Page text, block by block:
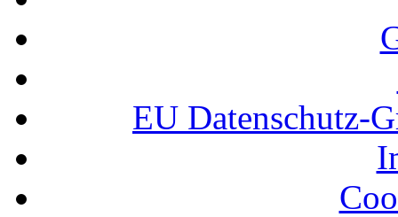
EU Datenschutz-